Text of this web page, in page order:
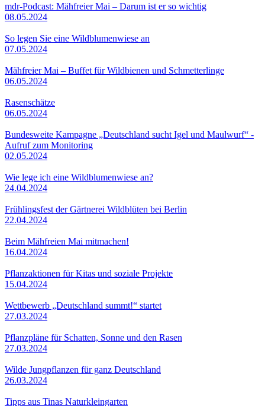
mdr-Podcast: Mähfreier Mai – Darum ist er so wichtig
08.05.2024
So legen Sie eine Wildblumenwiese an
07.05.2024
Mähfreier Mai – Buffet für Wildbienen und Schmetterlinge
06.05.2024
Rasenschätze
06.05.2024
Bundesweite Kampagne „Deutschland sucht Igel und Maulwurf“ -
Aufruf zum Monitoring
02.05.2024
Wie lege ich eine Wildblumenwiese an?
24.04.2024
Frühlingsfest der Gärtnerei Wildblüten bei Berlin
22.04.2024
Beim Mähfreien Mai mitmachen!
16.04.2024
Pflanzaktionen für Kitas und soziale Projekte
15.04.2024
Wettbewerb „Deutschland summt!“ startet
27.03.2024
Pflanzpläne für Schatten, Sonne und den Rasen
27.03.2024
Wilde Jungpflanzen für ganz Deutschland
26.03.2024
Tipps aus Tinas Naturkleingarten